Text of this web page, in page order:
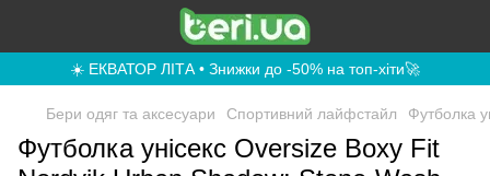
☀️ ЕКВАТОР ЛІТА • Знижки до -50% на топ-хіти🚀
Бери одяг та аксесуари Спортивний лайфстайл Футболка
Футболка унісекс Oversize Boxy Fit